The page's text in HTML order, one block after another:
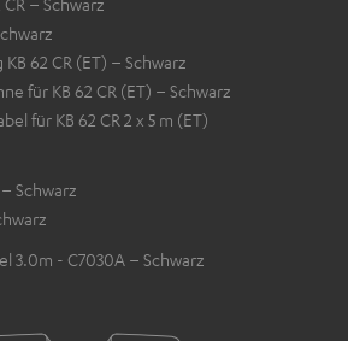
62 CR (ET) – Schwarz
für KB 62 CR (ET) – Schwarz
für KB 62 CR 2 x 5 m (ET)
Schwarz
3.0m - C7030A – Schwarz